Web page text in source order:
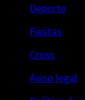
Deporte
Fiestas
Cross
Aviso legal